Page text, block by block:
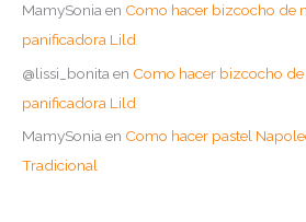
MamySoniaen Como hacer bizcocho de
panificadora Lild
@lissi_bonita en Como hacer bizcocho
panificadora Lild
MamySonia en Como hacer pastel
Tradicional